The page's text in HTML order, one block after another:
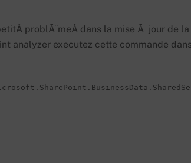
problÃ¨meÂ dans la mise Ã jour de
analyzer executez cette commande